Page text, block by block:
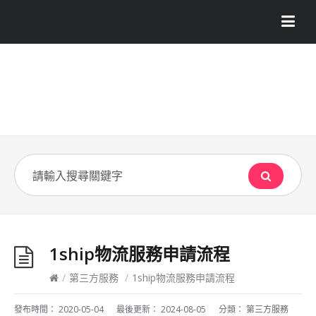
1ship物流服務申請流程
/ 第三方服務 / 1ship物流服務申請流程
發布時間： 2020-05-04 最後更新： 2024-08-05 分類： 第三方服務